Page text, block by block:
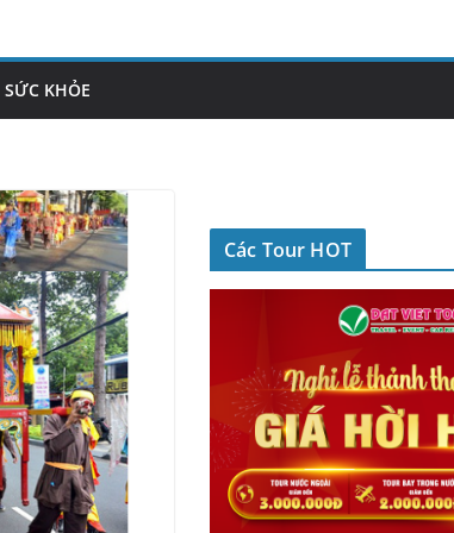
SỨC KHỎE
Các Tour HOT